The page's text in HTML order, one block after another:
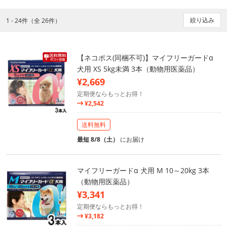
1 - 24件（全 26件） 絞り込み
【ネコポス(同梱不可)】マイフリーガードα
犬用 XS 5kg未満 3本（動物用医薬品）
¥2,669
定期便ならもっとお得！
¥2,542
送料無料
最短 8/8（土） にお届け
マイフリーガードα 犬用 M 10～20kg 3本
（動物用医薬品）
¥3,341
定期便ならもっとお得！
¥3,182